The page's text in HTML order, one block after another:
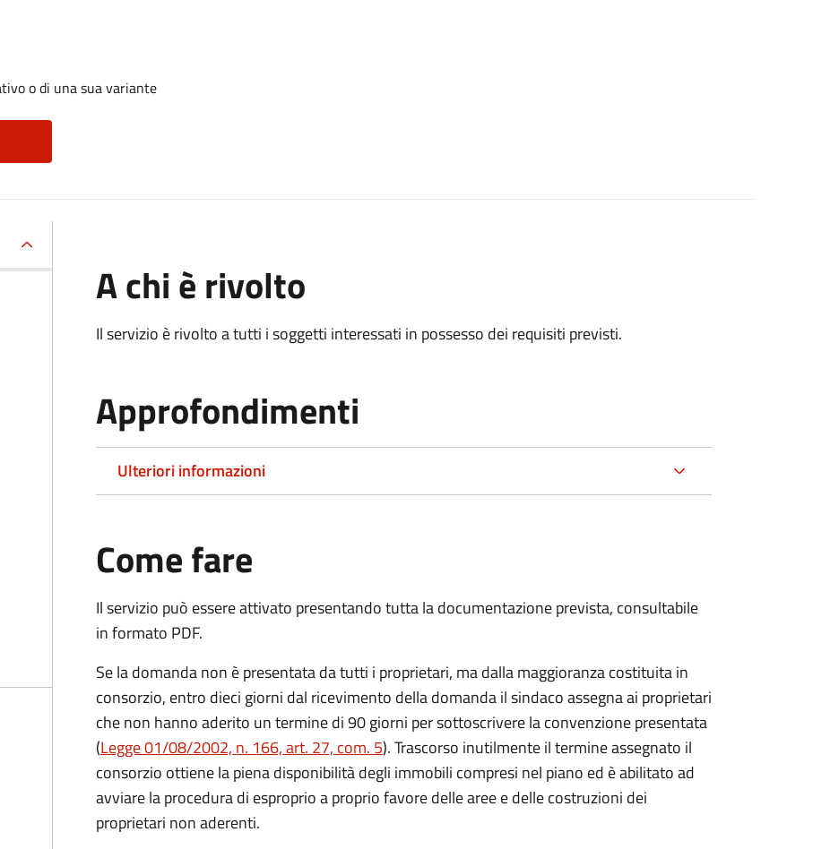
o di una sua variante
A chi è rivolto
Il servizio è rivolto a tutti i soggetti interessati in possesso dei requisiti previsti.
Approfondimenti
Ulteriori informazioni
Come fare
Il servizio può essere attivato presentando tutta la documentazione prevista, consultabile
in formato PDF.
Se la domanda non è presentata da tutti i proprietari, ma dalla maggioranza costituita in
consorzio, entro dieci giorni dal ricevimento della domanda il sindaco assegna ai proprietari
che non hanno aderito un termine di 90 giorni per sottoscrivere la convenzione presentata
(Legge 01/08/2002, n. 166, art. 27, com. 5). Trascorso inutilmente il termine assegnato il
consorzio ottiene la piena disponibilità degli immobili compresi nel piano ed è abilitato ad
avviare la procedura di esproprio a proprio favore delle aree e delle costruzioni dei
proprietari non aderenti.